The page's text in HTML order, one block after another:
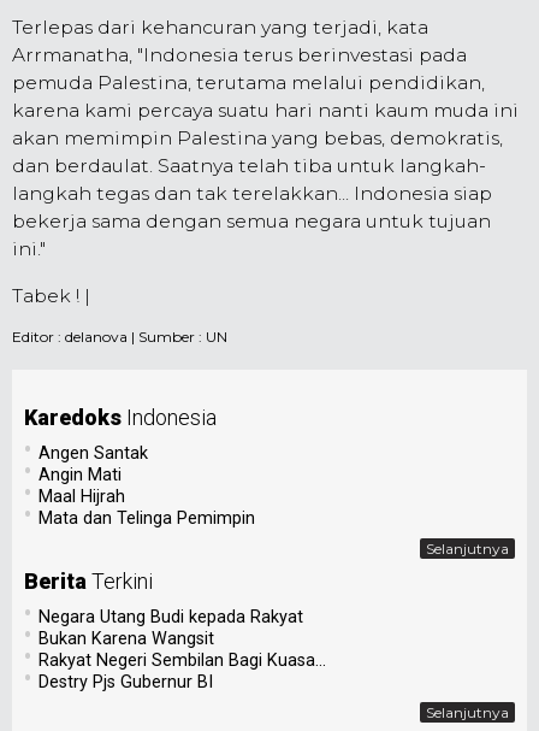
Terlepas dari kehancuran yang terjadi, kata
Arrmanatha, "Indonesia terus berinvestasi pada
pemuda Palestina, terutama melalui pendidikan,
karena kami percaya suatu hari nanti kaum muda ini
akan memimpin Palestina yang bebas, demokratis,
dan berdaulat. Saatnya telah tiba untuk langkah-
langkah tegas dan tak terelakkan... Indonesia siap
bekerja sama dengan semua negara untuk tujuan
ini."
Tabek ! |
Editor : delanova | Sumber : UN
Karedoks Indonesia
• Angen Santak
• Angin Mati
• Maal Hijrah
• Mata dan Telinga Pemimpin
Selanjutnya
BeritaTerkini
• Negara Utang Budi kepada Rakyat
• Bukan Karena Wangsit
• Rakyat Negeri Sembilan Bagi Kuasa...
• Destry Pjs Gubernur BI
Selanjutnya